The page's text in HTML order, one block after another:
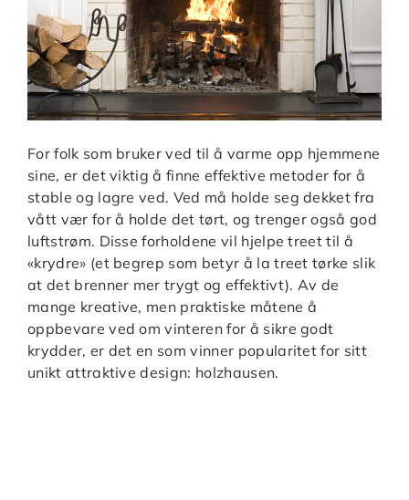
For folk som bruker ved til å varme opp hjemmene
sine, er det viktig å finne effektive metoder for å
stable og lagre ved. Ved må holde seg dekket fra
vått vær for å holde det tørt, og trenger også god
luftstrøm. Disse forholdene vil hjelpe treet til å
«krydre» (et begrep som betyr å la treet tørke slik
at det brenner mer trygt og effektivt). Av de
mange kreative, men praktiske måtene å
oppbevare ved om vinteren for å sikre godt
krydder, er det en som vinner popularitet for sitt
unikt attraktive design: holzhausen.